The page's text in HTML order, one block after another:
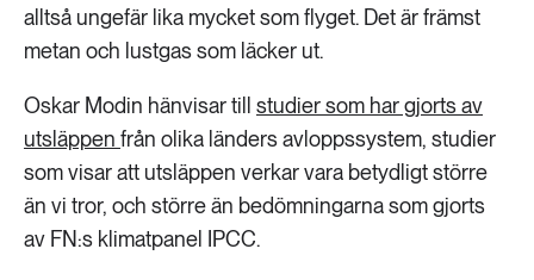
alltså ungefär lika mycket som flyget. Det är främst
metan och lustgas som läcker ut.
Oskar Modin hänvisar till studier som har gjorts av
utsläppen från olika länders avloppssystem, studier
som visar att utsläppen verkar vara betydligt större
än vi tror, och större än bedömningarna som gjorts
av FN:s klimatpanel IPCC.